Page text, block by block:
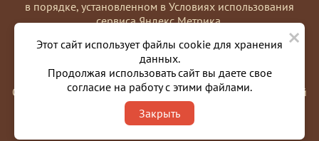
×
Этот сайт использует файлы cookie для хранения
данных.
Продолжая использовать сайт вы даете свое
согласие на работу с этими файлами.
Закрыть
в порядке, установленном в Условиях использования
сервиса Яндекс Метрика.
Вы можете отказаться от использования cookies, выбрав
соответствующие настройки в браузере. Также вы можете
использовать инструмент —
https://yandex.ru/support/metrika/general/opt-out.html
Однако это может повлиять на работу некоторых функций
сайта. Используя этот сайт, вы соглашаетесь на обработку
данных о вас в порядке и целях, указанных выше.